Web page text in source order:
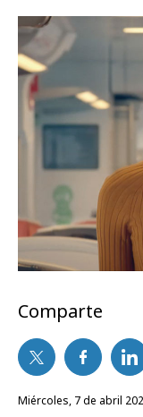
Comparte
miércoles, 7 de abril